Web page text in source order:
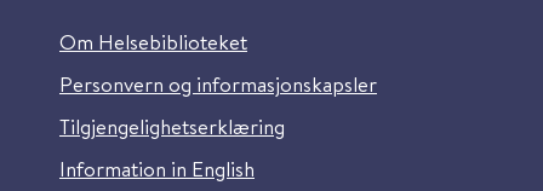
Om Helsebiblioteket
Personvern og informasjonskapsler
Tilgjengelighetserklæring
Information in English